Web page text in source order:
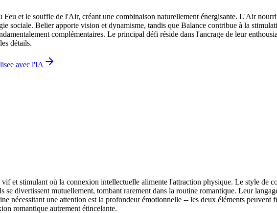
et le souffle de l'Air, créant une combinaison naturellement énergisante. L'Air
sociale. Belier apporte vision et dynamisme, tandis que Balance contribue à la
complémentaires. Le principal défi réside dans l'ancrage de leur
détails.
avec l'IA
et stimulant où la connexion intellectuelle alimente l'attraction physique. Le style de
divertissent mutuellement, tombant rarement dans la routine romantique. Leur
nécessitant une attention est la profondeur émotionnelle -- les deux éléments
romantique autrement étincelante.